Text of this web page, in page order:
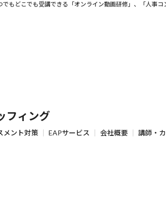
もどこでも受講できる「オンライン動画研修」、「人事
メント対策 EAPサービス 会社概要 講師・